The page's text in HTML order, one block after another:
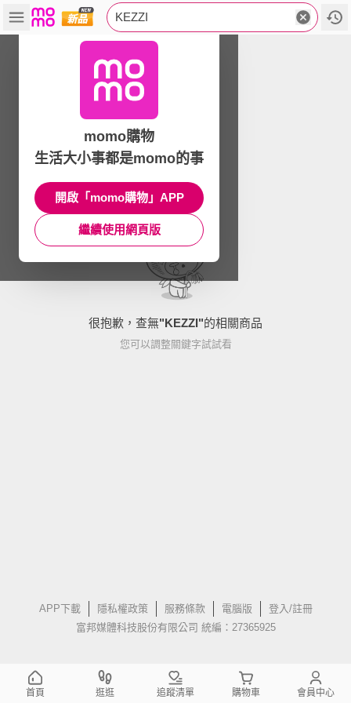
KEZZI
很抱歉，查無"KEZZI"的相關商品
您可以調整關鍵字試試看
APP下載 隱私權政策 服務條款 電腦版
登入/註冊
富邦媒體科技股份有限公司 統編：27365925
momo購物
生活大小事都是momo的事
開啟「momo購物」APP
繼續使用網頁版
首頁 逛逛 追蹤清單 購物車 會員中心